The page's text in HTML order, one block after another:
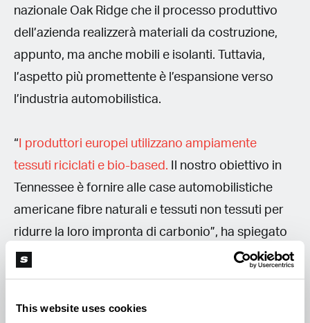
This website uses cookies
nazionale Oak Ridge che il processo produttivo
dell’azienda realizzerà materiali da costruzione,
appunto, ma anche mobili e isolanti. Tuttavia,
l’aspetto più promettente è l’espansione verso
l’industria automobilistica.
“ I produttori europei utilizzano ampiamente
tessuti riciclati e bio-based. Il nostro obiettivo in
Tennessee è fornire alle case automobilistiche
americane fibre naturali e tessuti non tessuti per
ridurre la loro impronta di carbonio”, ha spiegato
Gibbons.